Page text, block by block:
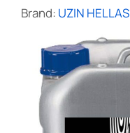
Brand: UZIN HELLAS